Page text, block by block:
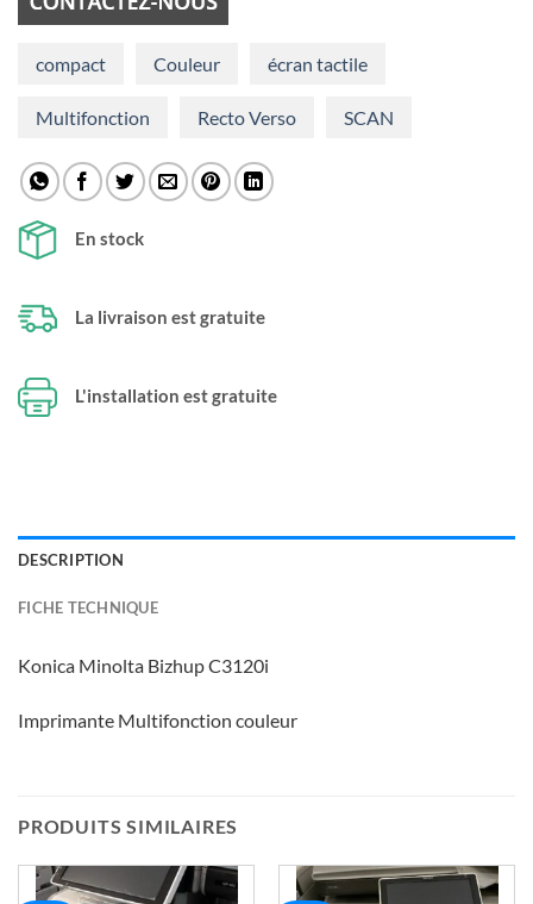
compact Couleur écran tactile
Multifonction Recto Verso SCAN
En stock
La livraison est gratuite
L'installation est gratuite
DESCRIPTION
FICHE TECHNIQUE
Konica Minolta Bizhup C3120i
Imprimante Multifonction couleur
PRODUITS SIMILAIRES